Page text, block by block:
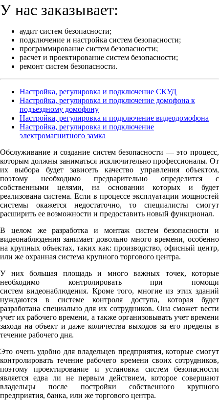
У нас заказывает:
аудит систем безопасности;
подключение и настройка систем безопасности;
программирование систем безопасности;
расчет и проектирование систем безопасности;
ремонт систем безопасности.
Настройка, регулировка и подключение СКУД
Настройка, регулировка и подключение домофона к
подъездному домофону
Настройка, регулировка и подключение видеодомофона
Настройка, регулировка и подключение
электромагнитного замка
Обслуживание и создание систем безопасности — это процесс,
которым должны заниматься исключительно профессионалы. От
их выбора будет зависеть качество управления объектом,
поэтому необходимо предварительно определится с
собственными целями, на основании которых и будет
реализована система. Если в процессе эксплуатации мощностей
системы окажется недостаточно, то специалисты смогут
расширить ее возможности и предоставить новый функционал.
В целом же разработка и монтаж систем безопасности и
видеонаблюдения занимает довольно много времени, особенно
на крупных объектах, таких как: производство, офисный центр,
или же охранная система крупного торгового центра.
У них большая площадь и много важных точек, которые
необходимо контролировать при помощи
систем видеонаблюдения. Кроме того, многие из этих зданий
нуждаются в системе контроля доступа, которая будет
разработана специально для их сотрудников. Она сможет вести
учет их рабочего времени, а также организовывать учет времени
захода на объект и даже количества выходов за его пределы в
течение рабочего дня.
Это очень удобно для владельцев предприятия, которые смогут
контролировать течение рабочего времени своих сотрудников,
поэтому проектирование и установка систем безопасности
является едва ли не первым действием, которое совершают
владельцы после постройки собственного крупного
предприятия, банка, или же торгового центра.